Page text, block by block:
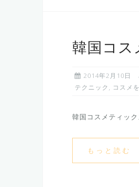
韓国コス
2014年2月10日
テクニック , コスメ
韓国コスメティッ
もっと読む